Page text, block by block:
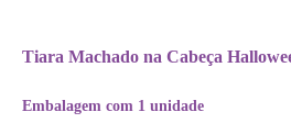
Tiara Machado na Cabeça
Embalagem com 1 unidade